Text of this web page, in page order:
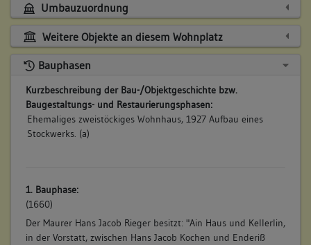
Umbauzuordnung
Weitere Objekte an diesem Wohnplatz
Bauphasen
Kurzbeschreibung der Bau-/Objektgeschichte bzw.
Baugestaltungs- und Restaurierungsphasen:
Ehemaliges zweistöckiges Wohnhaus, 1927 Aufbau eines
Stockwerks. (a)
1. Bauphase:
(1660)
Der Maurer Hans Jacob Rieger besitzt: "Ain Haus und Kellerlin,
in der Vorstatt, zwischen Hans Jacob Kochen und Enderiß